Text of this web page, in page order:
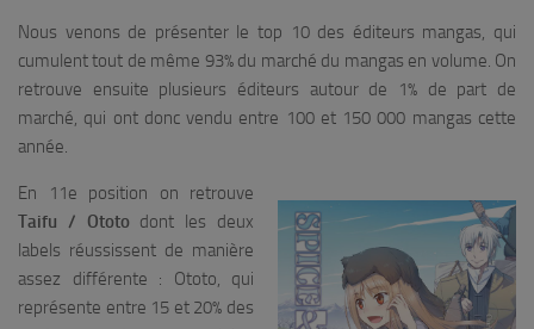
Nous venons de présenter le top 10 des éditeurs mangas, qui
cumulent tout de même 93% du marché du mangas en volume. On
retrouve ensuite plusieurs éditeurs autour de 1% de part de
marché, qui ont donc vendu entre 100 et 150 000 mangas cette
année.
En 11e position on retrouve
Taifu / Ototo dont les deux
labels réussissent de manière
assez différente : Ototo, qui
représente entre 15 et 20% des